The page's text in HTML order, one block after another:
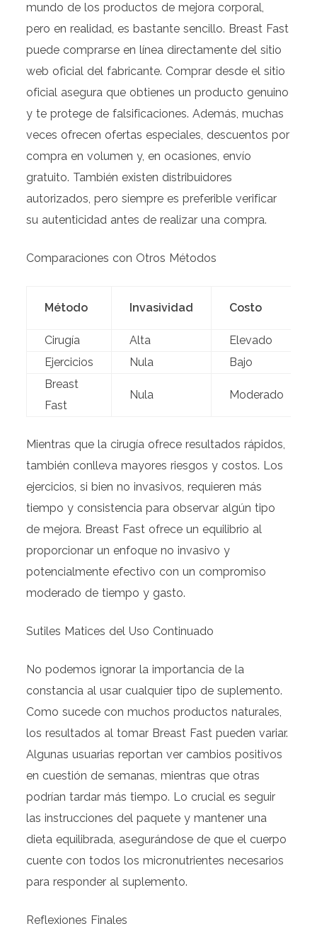
mundo de los productos de mejora corporal,
pero en realidad, es bastante sencillo. Breast Fast
puede comprarse en línea directamente del sitio
web oficial del fabricante. Comprar desde el sitio
oficial asegura que obtienes un producto genuino
y te protege de falsificaciones. Además, muchas
veces ofrecen ofertas especiales, descuentos por
compra en volumen y, en ocasiones, envío
gratuito. También existen distribuidores
autorizados, pero siempre es preferible verificar
su autenticidad antes de realizar una compra.
Comparaciones con Otros Métodos
Método Invasividad Costo
Cirugía Alta
Elevado
Ejercicios
Nula
Bajo
Breast
Fast
Nula Moderado
Mientras que la cirugía ofrece resultados rápidos,
también conlleva mayores riesgos y costos. Los
ejercicios, si bien no invasivos, requieren más
tiempo y consistencia para observar algún tipo
de mejora. Breast Fast ofrece un equilibrio al
proporcionar un enfoque no invasivo y
potencialmente efectivo con un compromiso
moderado de tiempo y gasto.
Sutiles Matices del Uso Continuado
No podemos ignorar la importancia de la
constancia al usar cualquier tipo de suplemento.
Como sucede con muchos productos naturales,
los resultados al tomar Breast Fast pueden variar.
Algunas usuarias reportan ver cambios positivos
en cuestión de semanas, mientras que otras
podrían tardar más tiempo. Lo crucial es seguir
las instrucciones del paquete y mantener una
dieta equilibrada, asegurándose de que el cuerpo
cuente con todos los micronutrientes necesarios
para responder al suplemento.
Reflexiones Finales